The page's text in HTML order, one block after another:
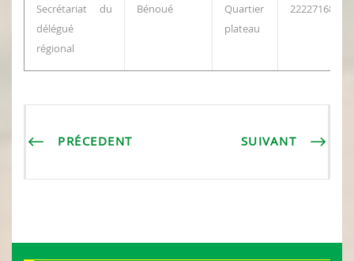
Secrétariat du
délégué
régional
Bénoué
Quartier
plateau
222271680
PRÉCEDENT SUIVANT